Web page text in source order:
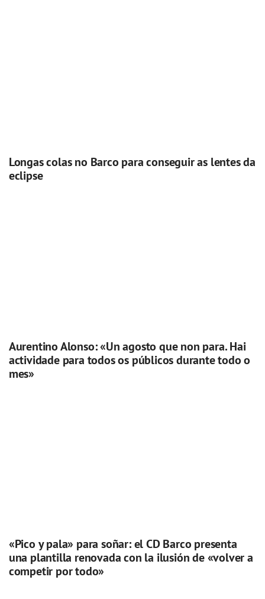
Longas colas no Barco para conseguir as lentes da
eclipse
Aurentino Alonso: «Un agosto que non para. Hai
actividade para todos os públicos durante todo o
mes»
«Pico y pala» para soñar: el CD Barco presenta
una plantilla renovada con la ilusión de «volver a
competir por todo»